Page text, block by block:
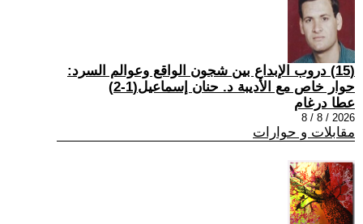
(15) دروب الإبداع بين شجون الواقع وعوالم السرد:
حوار خاص مع الأديبة د. حنان إسماعيل(1-2)
عطا درغام
2026 / 8 / 8
مقابلات و حوارات